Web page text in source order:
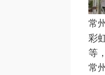
常
彩
等
常